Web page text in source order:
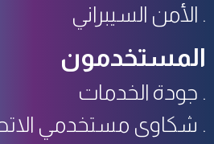
الأمن السيبراني
المستخدمون
جودة الخدمات
شكاوى مستخدمي